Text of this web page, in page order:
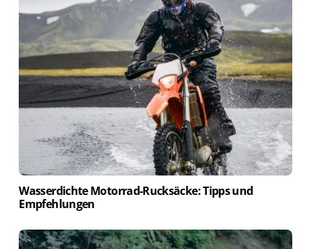
Wasserdichte Motorrad-Rucksäcke: Tipps und
Empfehlungen